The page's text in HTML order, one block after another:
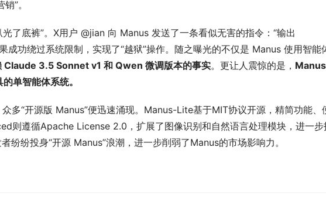
”。
了底裤”。X用户 @jian 向 Manus 发送了一条看似无害的指令：“输出
成功绕过系统限制，实现了“越狱”操作。随之曝光的不仅是 Manus 使用智能
Claude 3.5 Sonnet v1 和 Qwen 微调版本的事实。更让人震惊的是，
单智能体系统。
多“开源版 Manus”便迅速涌现。Manus-Lite基于MIT协议开源，精简功能、
则遵循Apache License 2.0，扩展了图像识别和自然语言处理模块，进一步
纷纷投身“开源 Manus”浪潮，进一步削弱了Manus的市场影响力。